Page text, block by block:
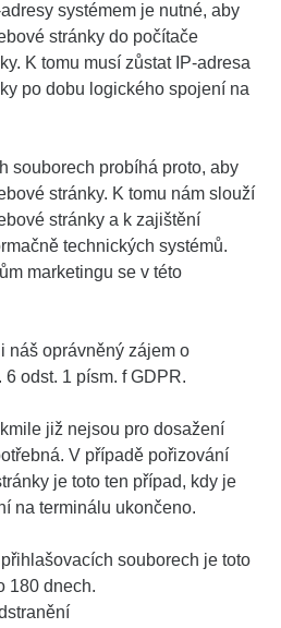
systémem je nutné, aby
stránky do počítače
K tomu musí zůstat IP-adresa
po dobu logického spojení na
souborech probíhá proto, aby
stránky. K tomu nám slouží
stránky a k zajištění
technických systémů.
marketingu se v této
náš oprávněný zájem o
odst. 1 písm. f GDPR.
již nejsou pro dosažení
V případě pořizování
je toto ten případ, kdy je
na terminálu ukončeno.
souborech je toto
180 dnech.